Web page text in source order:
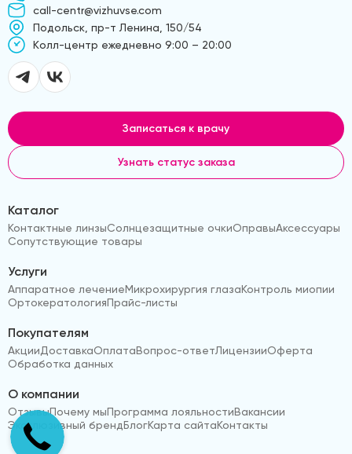
call-centr@vizhuvse.com
Подольск, пр-т Ленина, 150/54
Kолл-центр ежедневно 9:00 – 20:00
Записаться к врачу
Узнать статус заказа
Каталог
Контактные линзыСолнцезащитные очкиОправыАксессуары
Сопутствующие товары
Услуги
Аппаратное лечениеМикрохирургия глазаКонтроль миопии
ОртокератологияПрайс-листы
Покупателям
АкцииДоставкаОплатаВопрос-ответЛицензииОферта
Обработка данных
О компании
ОтзывыПочему мыПрограмма лояльностиВакансии
Эксклюзивный брендБлогКарта сайтаКонтакты